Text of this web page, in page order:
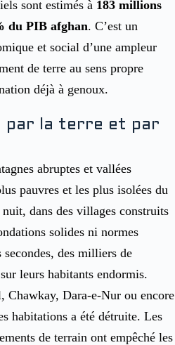
sont estimés à 183 millions
du PIB afghan. C’est un
et social d’une ampleur
de terre au sens propre
déjà à genoux.
par la terre et par
abruptes et vallées
pauvres et les plus isolées du
dans des villages construits
solides ni normes
des milliers de
leurs habitants endormis.
Chawkay, Dara-e-Nur ou encore
habitations a été détruite. Les
de terrain ont empêché les